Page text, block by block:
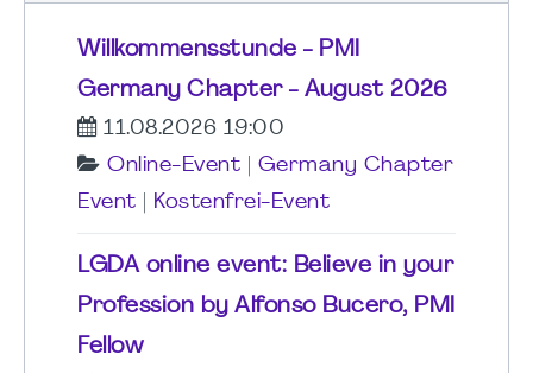
Willkommensstunde - PMI
Germany Chapter - August 2026
11.08.2026 19:00
Online-Event
Germany Chapter
Event
Kostenfrei-Event
LGDA online event: Believe in your
Profession by Alfonso Bucero, PMI
Fellow